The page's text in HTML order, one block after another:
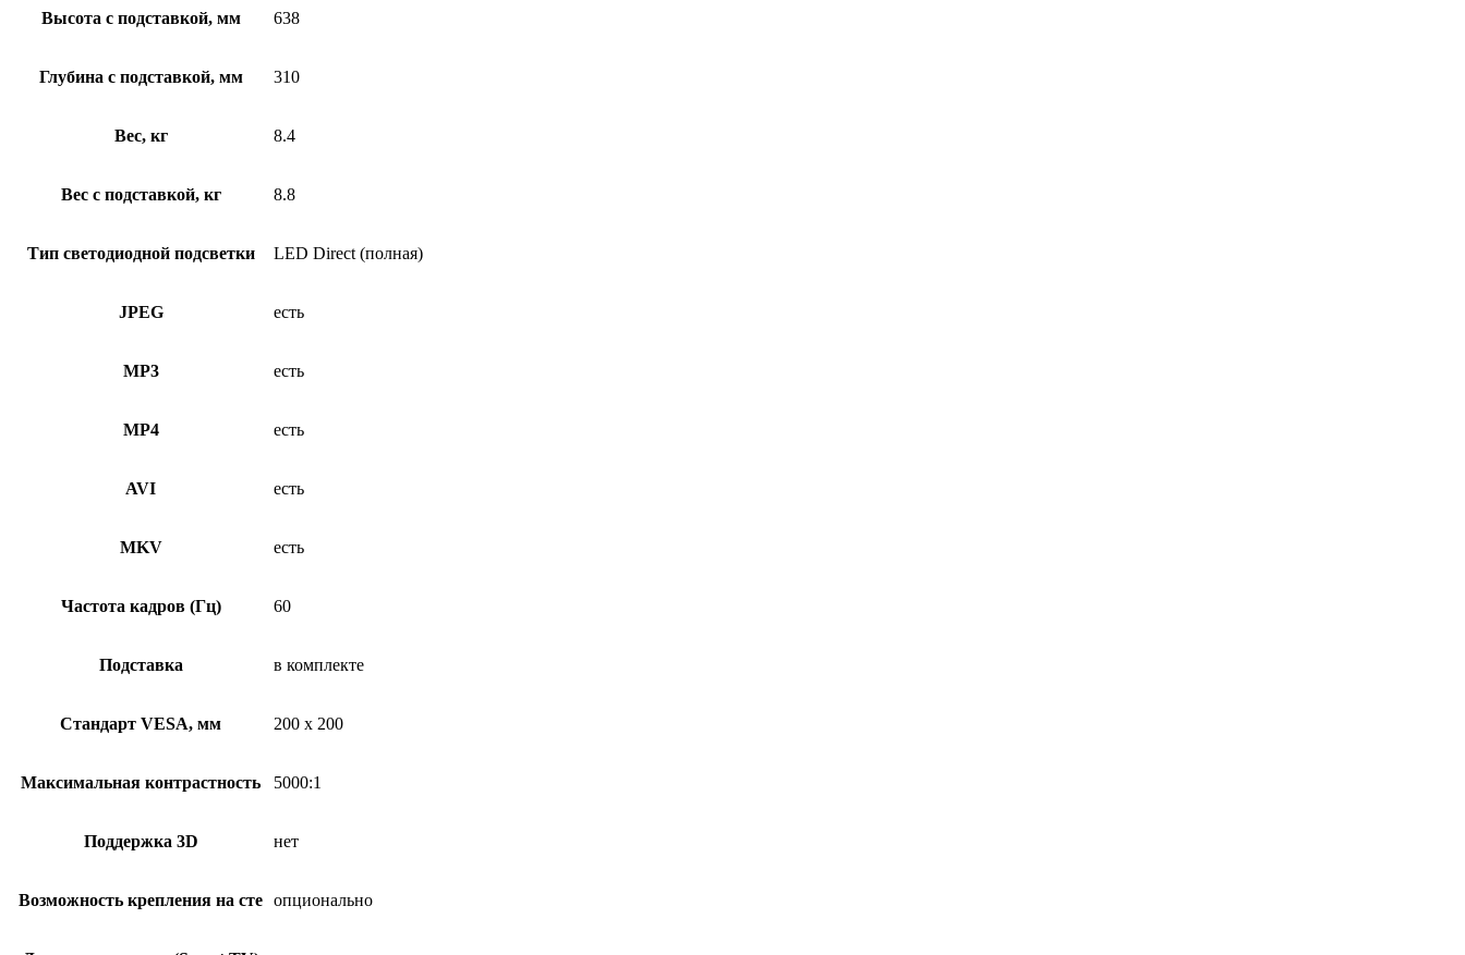
Высота с подставкой, мм 638
Глубина с подставкой, мм 310
Вес, кг 8.4
Вес с подставкой, кг 8.8
Тип светодиодной подсветки LED Direct (полная)
JPEG есть
MP3 есть
MP4 есть
AVI есть
MKV есть
Частота кадров (Гц) 60
Подставка в комплекте
Стандарт VESA, мм 200 x 200
Максимальная контрастность 5000:1
Поддержка 3D нет
Возможность крепления на сте опционально